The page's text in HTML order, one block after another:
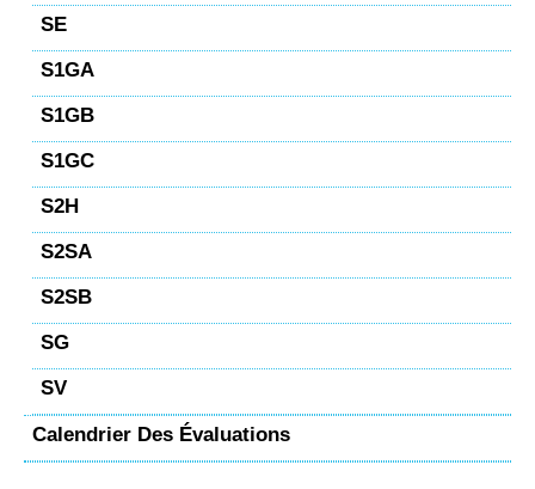
SE
S1GA
S1GB
S1GC
S2H
S2SA
S2SB
SG
SV
Calendrier Des Évaluations